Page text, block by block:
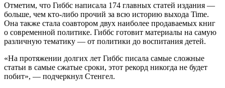
Отметим, что Гиббс написала 174 главных статей издания —
больше, чем кто-либо прочий за всю историю выхода Time.
Она также стала соавтором двух наиболее продаваемых книг
о современной политике. Гиббс готовит материалы на самую
различную тематику — от политики до воспитания детей.
«На протяжении долгих лет Гиббс писала самые сложные
статьи в самые сжатые сроки, этот рекорд никогда не будет
побит», — подчеркнул Стенгел.